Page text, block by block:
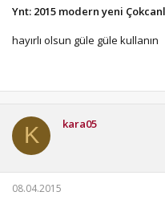
Ynt: 2015 modern yeni
hayırlı olsun güle güle kullanın
K kara05
08.04.2015